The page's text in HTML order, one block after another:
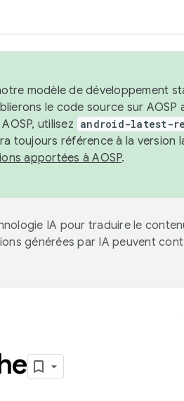
modèle de développement
le code source sur AOSP
utilisez android-latest-
toujours référence à la version
apportées à AOSP.
IA pour traduire le
générées par IA peuvent